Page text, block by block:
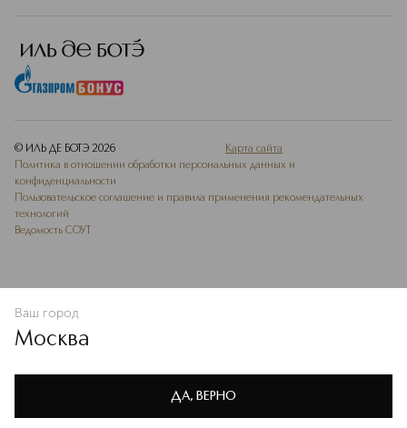
Политике конфиденциальности
© ИЛЬ ДЕ БОТЭ 2026
Карта сайта
Политика в отношении обработки персональных данных и
конфиденциальности
Пользовательское соглашение и правила применения рекомендательных
технологий
Ведомость СОУТ
Ваш город
Москва
ДА, ВЕРНО